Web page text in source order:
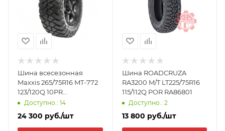
Шина всесезонная
Maxxis 265/75R16 MT-772
123/120Q 10PR
ETL00450100
Доступно.: 14
24 300 руб./шт
Шина ROADCRUZA
RA3200 M/T LT225/75R16
115/112Q POR RA86801
Доступно.: 2
13 800 руб./шт